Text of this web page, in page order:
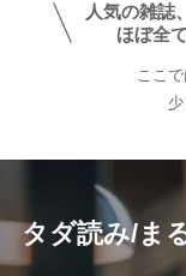
後から
人気の雑誌
ほぼ全
ここ
タダ読み/ま